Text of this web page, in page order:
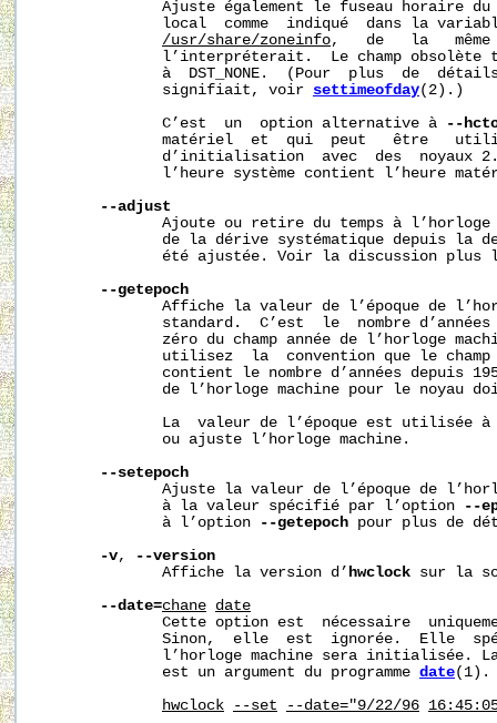
Ajuste également le fuseau horaire
local  comme  indiqué  dans la
/usr/share/zoneinfo,   de   la
l’interpréterait.  Le champ obsolète
à  DST_NONE.  (Pour  plus  de
              signifiait, voir
settimeofday(2).)
              C’est  un  option alternative à
--
matériel  et  qui  peut   être
d’initialisation  avec  des  noyaux
l’heure système contient l’heure
--adjust
Ajoute ou retire du temps à
de la dérive systématique depuis la
été ajustée. Voir la discussion plus
--getepoch
Affiche la valeur de l’époque de
standard.  C’est  le  nombre
zéro du champ année de l’horloge
utilisez  la  convention que le
contient le nombre d’années depuis
de l’horloge machine pour le noyau
La  valeur de l’époque est utilisée
              ou ajuste l’horloge machine.
--setepoch
Ajuste la valeur de l’époque de
              à la valeur spécifié par l’option
--
              à l’option
--getepoch pour plus de
-v,
--version
              Affiche la version d’
hwclock sur la
--date=chane date
Cette option est  nécessaire
Sinon,  elle  est  ignorée.  Elle
l’horloge machine sera initialisée.
              est un argument du programme
date(1).
hwclock
--set --date="9/22/96